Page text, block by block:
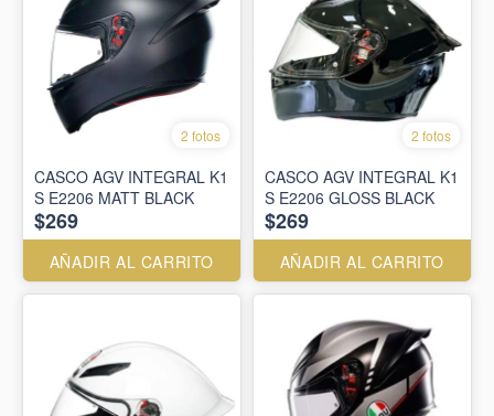
2 fotos
CASCO AGV INTEGRAL K1
S E2206 MATT BLACK
$269
AÑADIR AL CARRITO
2 fotos
CASCO AGV INTEGRAL K1
S E2206 GLOSS BLACK
$269
AÑADIR AL CARRITO